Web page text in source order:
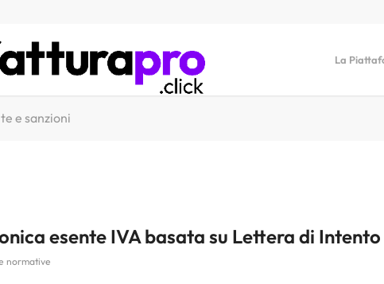
La
e sanzioni
esente IVA basata su Lettera di Intento
normative